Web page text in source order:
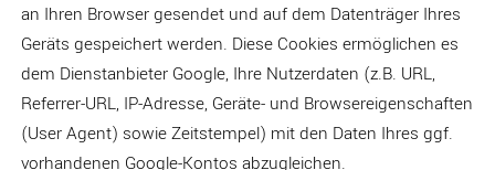
an Ihren Browser gesendet und auf dem Datenträger Ihres
Geräts gespeichert werden. Diese Cookies ermöglichen es
dem Dienstanbieter Google, Ihre Nutzerdaten (z.B. URL,
Referrer-URL, IP-Adresse, Geräte- und Browsereigenschaften
(User Agent) sowie Zeitstempel) mit den Daten Ihres ggf.
vorhandenen Google-Kontos abzugleichen.